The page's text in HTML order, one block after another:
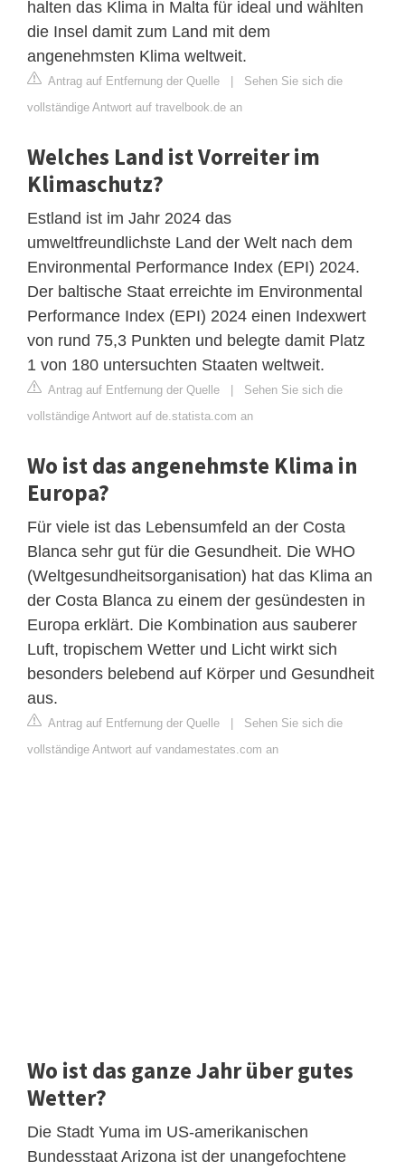
halten das Klima in Malta für ideal und wählten
die Insel damit zum Land mit dem
angenehmsten Klima weltweit.
Antrag auf Entfernung der Quelle | Sehen Sie sich die
vollständige Antwort auf travelbook.de an
Welches Land ist Vorreiter im
Klimaschutz?
Estland ist im Jahr 2024 das
umweltfreundlichste Land der Welt nach dem
Environmental Performance Index (EPI) 2024.
Der baltische Staat erreichte im Environmental
Performance Index (EPI) 2024 einen Indexwert
von rund 75,3 Punkten und belegte damit Platz
1 von 180 untersuchten Staaten weltweit.
Antrag auf Entfernung der Quelle | Sehen Sie sich die
vollständige Antwort auf de.statista.com an
Wo ist das angenehmste Klima in
Europa?
Für viele ist das Lebensumfeld an der Costa
Blanca sehr gut für die Gesundheit. Die WHO
(Weltgesundheitsorganisation) hat das Klima an
der Costa Blanca zu einem der gesündesten in
Europa erklärt. Die Kombination aus sauberer
Luft, tropischem Wetter und Licht wirkt sich
besonders belebend auf Körper und Gesundheit
aus.
Antrag auf Entfernung der Quelle | Sehen Sie sich die
vollständige Antwort auf vandamestates.com an
Wo ist das ganze Jahr über gutes
Wetter?
Die Stadt Yuma im US-amerikanischen
Bundesstaat Arizona ist der unangefochtene